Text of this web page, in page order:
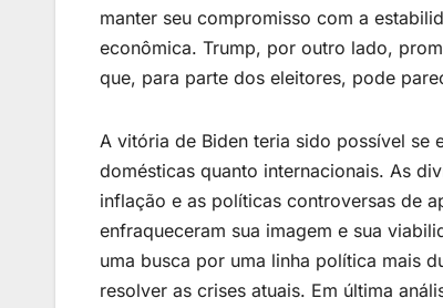
manter seu compromisso com a
econômica. Trump, por outro lado,
que, para parte dos eleitores, pode
A vitória de Biden teria sido possível se
domésticas quanto internacionais. As
inflação e as políticas controversas de
enfraqueceram sua imagem e sua
uma busca por uma linha política mais
resolver as crises atuais. Em última